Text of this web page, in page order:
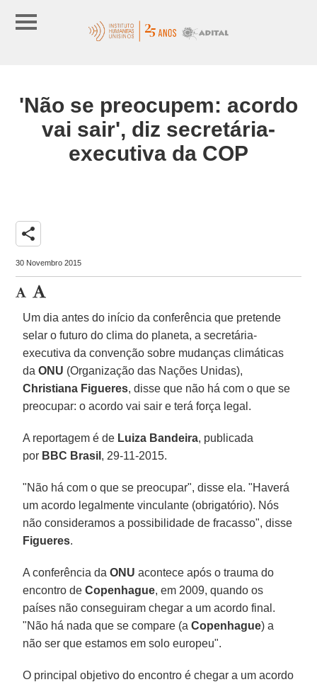
'Não se preocupem: acordo
vai sair', diz secretária-
executiva da COP
share
30 Novembro 2015
Um dia antes do início da conferência que pretende
selar o futuro do clima do planeta, a secretária-
executiva da convenção sobre mudanças climáticas
daONU (Organização das Nações Unidas),
Christiana Figueres, disse que não há com o que se
preocupar: o acordo vai sair e terá força legal.
A reportagem é de Luiza Bandeira, publicada
por BBC Brasil , 29-11-2015.
"Não há com o que se preocupar", disse ela. "Haverá
um acordo legalmente vinculante (obrigatório). Nós
não consideramos a possibilidade de fracasso", disse
Figueres.
A conferência daONU acontece após o trauma do
encontro deCopenhague, em 2009, quando os
países não conseguiram chegar a um acordo final.
"Não há nada que se compare (aCopenhague) a
não ser que estamos em solo europeu".
O principal objetivo do encontro é chegar a um acordo